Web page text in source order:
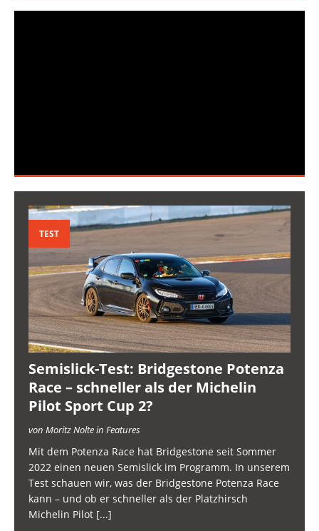
TEST
Semislick-Test: Bridgestone Potenza
Race – schneller als der Michelin
Pilot Sport Cup 2?
von Moritz Nolte in Features
Mit dem Potenza Race hat Bridgestone seit Sommer
2022 einen neuen Semislick im Programm. In unserem
Test schauen wir, was der Bridgestone Potenza Race
kann – und ob er schneller als der Platzhirsch
Michelin Pilot [...]